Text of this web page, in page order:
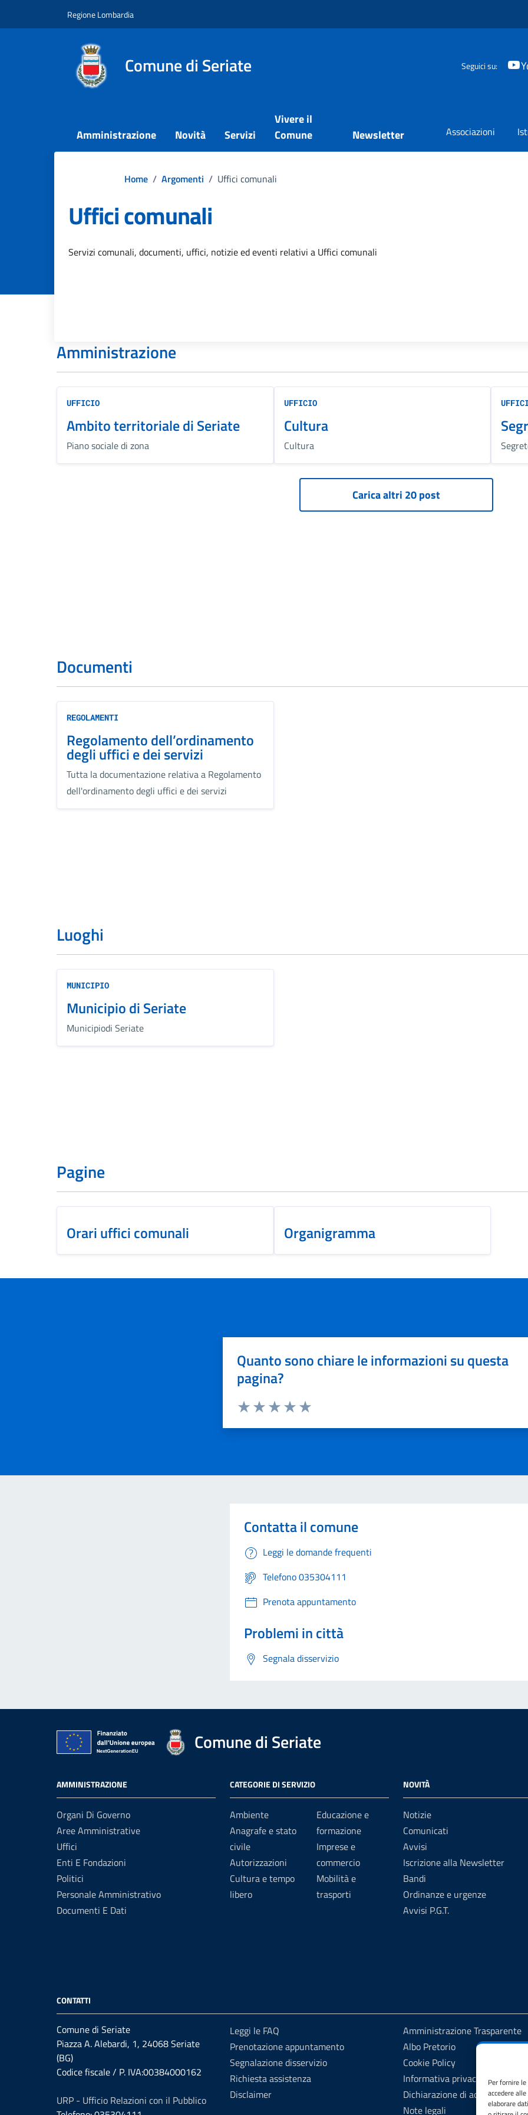
Per fornire
accedere
elaborare
Regione Lombardia
Comune di Seriate Seguici su:
Amministrazione Novità Servizi
Vivere il
Comune
Newsletter Associazioni
Home / Argomenti / Uffici comunali
Uffici comunali
Dettagli dell'argomento
Servizi comunali, documenti, uffici, notizie ed eventi relativi a Uffici comunali
Amministrazione
UFFICIO
Ambito territoriale di Seriate
Piano sociale di zona
UFFICIO
Cultura
Cultura
Documenti
REGOLAMENTI
Regolamento dell’ordinamento
degli uffici e dei servizi
Tutta la documentazione relativa a Regolamento
dell'ordinamento degli uffici e dei servizi
Luoghi
MUNICIPIO
Municipio di Seriate
Municipiodi Seriate
Pagine
Orari uffici comunali Organigramma
Quanto sono chiare le informazioni su questa
pagina?
Contatta il comune
Leggi le domande frequenti
Telefono 035304111
Prenota appuntamento
Problemi in città
Segnala disservizio
Comune di Seriate
AMMINISTRAZIONE
Organi Di Governo
Aree Amministrative
Uffici
Enti E Fondazioni
Politici
Personale Amministrativo
Documenti E Dati
CATEGORIE DI SERVIZIO
Ambiente
Anagrafe e stato
civile
Autorizzazioni
Cultura e tempo
libero
Educazione e
formazione
Imprese e
commercio
Mobilità e
trasporti
NOVITÀ
Notizie
Comunicati
Avvisi
Iscrizione alla Newsletter
Bandi
Ordinanze e urgenze
Avvisi P.G.T.
CONTATTI
Comune di Seriate
Piazza A. Alebardi, 1, 24068 Seriate
(BG)
Codice fiscale / P. IVA:00384000162
URP - Ufficio Relazioni con il Pubblico
Leggi le FAQ
Prenotazione appuntamento
Segnalazione disservizio
Richiesta assistenza
Disclaimer
Amministrazione Trasparente
Albo Pretorio
Cookie Policy
Informativa privacy
Dichiarazione di accessibilità
Note legali